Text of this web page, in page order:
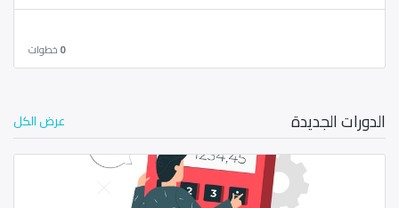
0خطوات
عرض الكل الدورات الجديدة